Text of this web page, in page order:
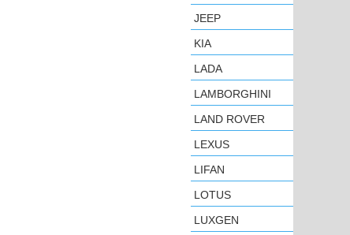
JEEP
KIA
LADA
LAMBORGHINI
LAND ROVER
LEXUS
LIFAN
LOTUS
LUXGEN